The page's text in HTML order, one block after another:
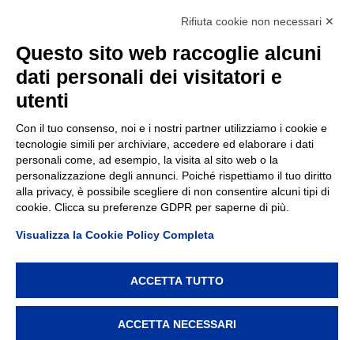
TEP spa
Via Taro 12
43125 Parma
Tel. 0521.2141
E-mail:tep@tep.pr.it
Informazioni :info@tep.pr.it
PEC:tepspa@pec.it
TEP spa, via Taro 12, 43125 Parma – Cod. Fisc./P.IVA/Reg.
Imprese Parma 02155050343 – REA 214962 – Capitale
Rifiuta cookie non necessari ✕
Questo sito web raccoglie alcuni
dati personali dei visitatori e
utenti
Con il tuo consenso, noi e i nostri partner utilizziamo i cookie e
tecnologie simili per archiviare, accedere ed elaborare i dati
personali come, ad esempio, la visita al sito web o la
personalizzazione degli annunci. Poiché rispettiamo il tuo diritto
alla privacy, è possibile scegliere di non consentire alcuni tipi di
cookie. Clicca su preferenze GDPR per saperne di più.
Visualizza la Cookie Policy Completa
ACCETTA TUTTO
ACCETTA NECESSARI